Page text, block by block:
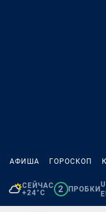
АФИША ГОРОСКОП
СЕЙЧАС
+24°C
2 ПРОБКИ